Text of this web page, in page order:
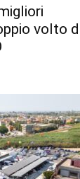
volto